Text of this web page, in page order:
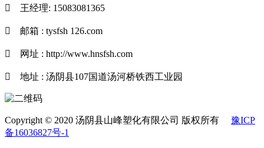
 王经理: 15083081365
 邮箱 : tysfsh 126.com
 网址 : http://www.hnsfsh.com
 地址 : 汤阴县107国道汤河桥铁西工业园
Copyright © 2020 汤阴县山峰塑化有限公司 版权所有 豫ICP
备16036827号-1